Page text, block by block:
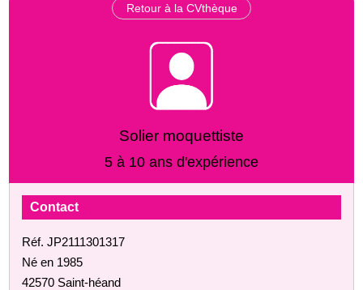
Retour à la CVthèque
Solier moquettiste
5 à 10 ans d'expérience
Contact
Réf. JP2111301317
Né en 1985
42570 Saint-héand